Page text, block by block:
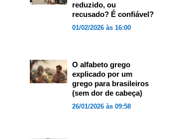
reduzido, ou
recusado? É confiável?
01/02/2026 às 16:00
O alfabeto grego
explicado por um
grego para brasileiros
(sem dor de cabeça)
26/01/2026 às 09:58